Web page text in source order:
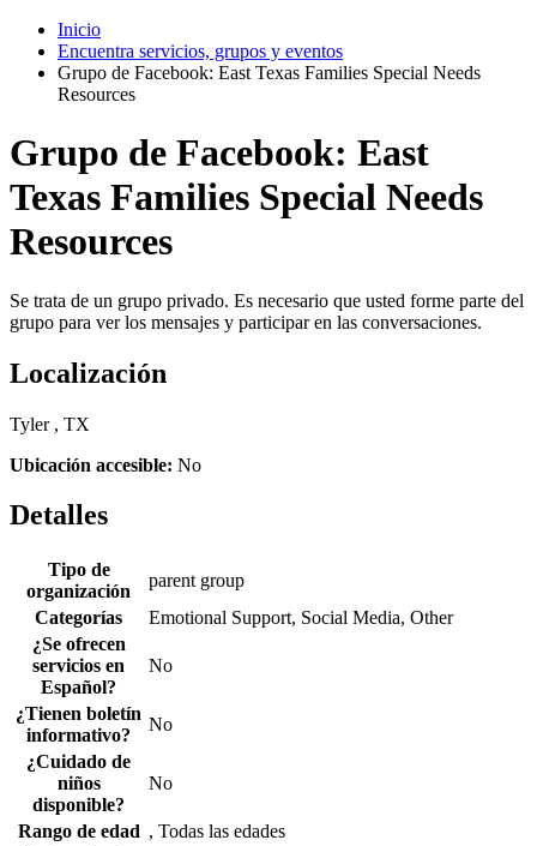
Inicio
Encuentra servicios, grupos y eventos
Grupo de Facebook: East Texas Families Special Needs
Resources
Grupo de Facebook: East
Texas Families Special Needs
Resources
Se trata de un grupo privado. Es necesario que usted forme parte del
grupo para ver los mensajes y participar en las conversaciones.
Localización
Tyler , TX
Ubicación accesible: No
Detalles
Tipo de
organización
parent group
Categorías
Emotional Support, Social Media, Other
¿Se ofrecen
servicios en
Español?
No
¿Tienen boletín
informativo?
No
¿Cuidado de
niños
disponible?
No
Rango de edad , Todas las edades